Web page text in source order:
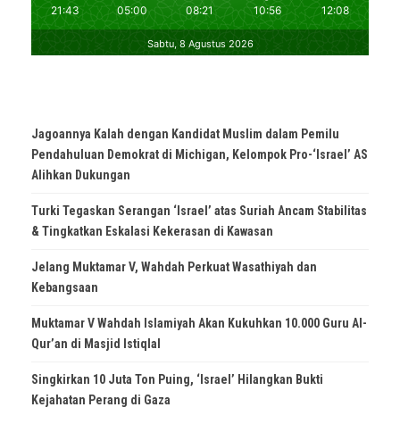
Jagoannya Kalah dengan Kandidat Muslim dalam Pemilu
Pendahuluan Demokrat di Michigan, Kelompok Pro-‘Israel’ AS
Alihkan Dukungan
Turki Tegaskan Serangan ‘Israel’ atas Suriah Ancam Stabilitas
& Tingkatkan Eskalasi Kekerasan di Kawasan
Jelang Muktamar V, Wahdah Perkuat Wasathiyah dan
Kebangsaan
Muktamar V Wahdah Islamiyah Akan Kukuhkan 10.000 Guru Al-
Qur’an di Masjid Istiqlal
Singkirkan 10 Juta Ton Puing, ‘Israel’ Hilangkan Bukti
Kejahatan Perang di Gaza